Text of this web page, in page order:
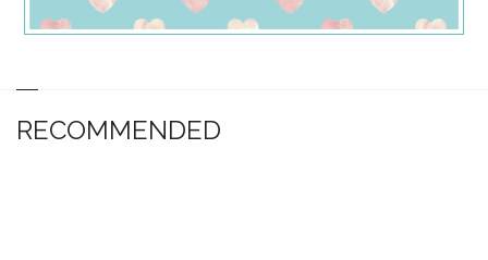
RECOMMENDED